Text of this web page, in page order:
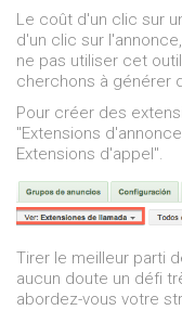
Le coût d'un clic sur
d'un clic sur
ne pas utiliser cet
cherchons à générer
Pour créer des
"Extensions
Extensions d'appel".
Tirer le meilleur parti
aucun doute un défi
abordez-vous votre